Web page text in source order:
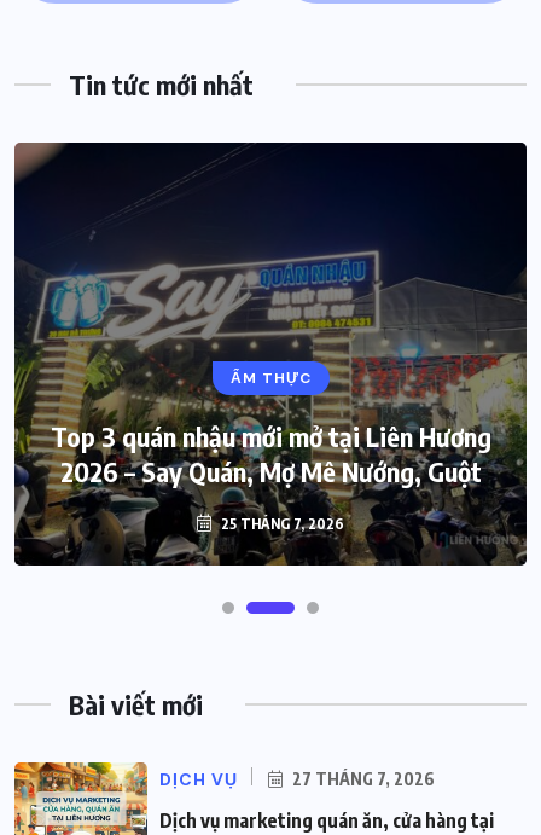
Tin tức mới nhất
ẨM THỰC
Top 3 quán nhậu mới mở tại Liên Hương
2026 – Say Quán, Mợ Mê Nướng, Guột
25 THÁNG 7, 2026
Bài viết mới
DỊCH VỤ 27 THÁNG 7, 2026
Dịch vụ marketing quán ăn, cửa hàng tại